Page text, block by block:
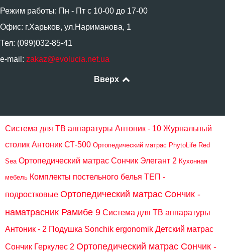
Режим работы: Пн - Пт с 10-00 до 17-00
Офис: г.Харьков, ул.Нариманова, 1
Тел: (099)032-85-41
e-mail: zakaz@evolucia.net.ua
Вверх
Система для ТВ аппаратуры Антоник - 10 Журнальный
столик Антоник СТ-500 Ортопедический матрас PhytoLife Red
Sea Ортопедический матрас Сончик Элегант 2 Кухонная
мебель Комплекты постельного белья ТЕП -
подростковые Ортопедический матрас Сончик -
наматрасник Рамибе 9 Система для ТВ аппаратуры
Антоник - 2 Подушка Sonchik ergonomik Детский матрас
Сончик Геркулес 2 Ортопедический матрас Сончик -